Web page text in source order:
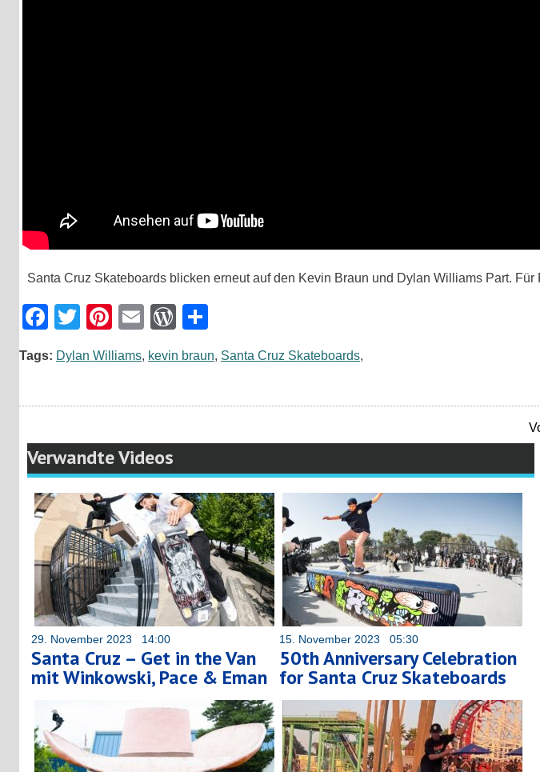
Santa Cruz Skateboards blicken erneut auf den Kevin Braun und Dylan Williams Part.
Facebook
TwitterPinterest
EmailWordPress
Tags: Dylan Williams, kevin braun, Santa Cruz Skateboards,
Verwandte Videos
29. November 2023 14:00
Santa Cruz – Get in the Van
mit Winkowski, Pace & Eman
15. November 2023 05:30
50th Anniversary Celebration
for Santa Cruz Skateboards